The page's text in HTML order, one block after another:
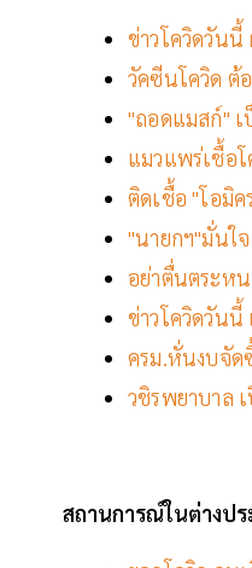
ข่าวโควิดวันนี้
วัคซีนโควิด ต้
"ถอดแมสก์" เ
แมวแพร่เชื้อโ
ติดเชื้อ "โอมิ
"นายกฯ"มั่นใ
อย่าตื่นตระห
ข่าวโควิดวันนี้
ครม.หั่นงบจัด
วชิรพยาบาล
สถานการณ์ในต่างป